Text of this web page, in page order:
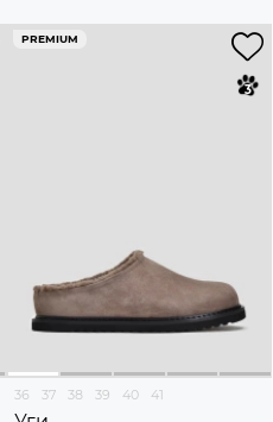
PREMIUM
36 37 38 39 40 41